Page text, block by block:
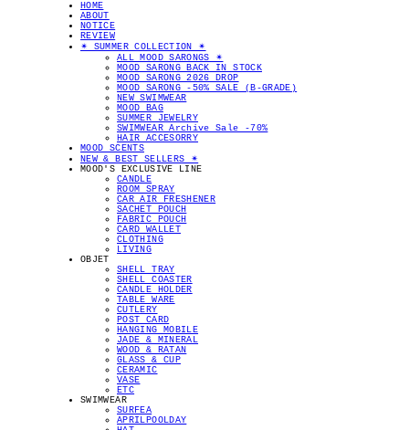
HOME
ABOUT
NOTICE
REVIEW
✴︎ SUMMER COLLECTION ✴︎
ALL MOOD SARONGS ✴︎
MOOD SARONG BACK IN STOCK
MOOD SARONG 2026 DROP
MOOD SARONG -50% SALE (B-GRADE)
NEW SWIMWEAR
MOOD BAG
SUMMER JEWELRY
SWIMWEAR Archive Sale -70%
HAIR ACCESORRY
MOOD SCENTS
NEW & BEST SELLERS ✴︎
MOOD'S EXCLUSIVE LINE
CANDLE
ROOM SPRAY
CAR AIR FRESHENER
SACHET POUCH
FABRIC POUCH
CARD WALLET
CLOTHING
LIVING
OBJET
SHELL TRAY
SHELL COASTER
CANDLE HOLDER
TABLE WARE
CUTLERY
POST CARD
HANGING MOBILE
JADE & MINERAL
WOOD & RATAN
GLASS & CUP
CERAMIC
VASE
ETC
SWIMWEAR
SURFEA
APRILPOOLDAY